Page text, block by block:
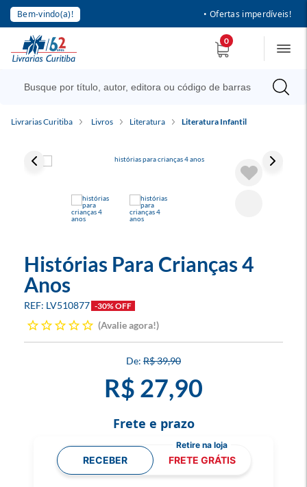
Bem-vindo(a)! • Ofertas imperdíveis!
0
Livrarias Curitiba Livros Literatura Literatura Infantil
Histórias Para Crianças 4
Anos
LV510877 -30% OFF
Avalie agora!
R$ 39,90
R$ 27,90
Frete e prazo
RECEBER FRETE GRÁTIS